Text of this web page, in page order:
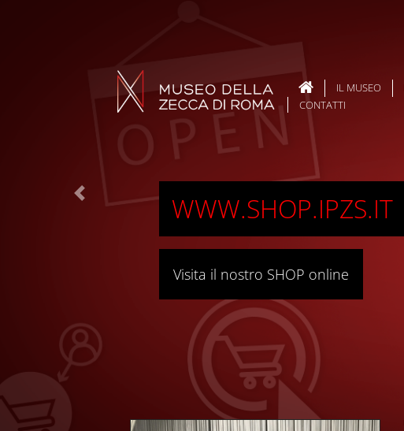
IL MUSEO
CONTATTI
WWW.SHOP.IPZS.IT
Visita il nostro SHOP online
Previous